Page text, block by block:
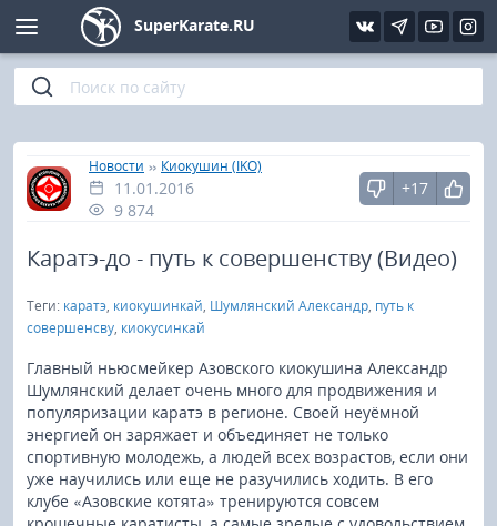
SuperKarate.RU
Главная
»
Новости » Киокушин (IKO)
11.01.2016
9 874
+17
Каратэ-до - путь к совершенству (Видео)
Теги: каратэ, киокушинкай, Шумлянский Александр, путь к
совершенсву, киокусинкай
Главный ньюсмейкер Азовского киокушина Александр
Шумлянский делает очень много для продвижения и
популяризации каратэ в регионе. Своей неуёмной
энергией он заряжает и объединяет не только
спортивную молодежь, а людей всех возрастов, если они
уже научились или еще не разучились ходить. В его
клубе «Азовские котята» тренируются совсем
Киокушинкай
Кёкусин (IFK)
Шинкиокушинкай
Кекусин-кан
Кикбоксинг и K-1
Бокс
UFC и MMA
Муай тай
Фото
Видео
Интервью
Статьи
Уроки каратэ
Файлы
Библиотека